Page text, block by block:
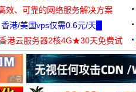
效、可靠的网络服务解决方案
香港/美国vps仅需0.6元/天█
港云服务器2核4G★30天免费试
广告 商业广告，理性选择